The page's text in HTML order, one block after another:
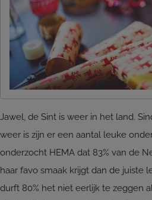
Jawel, de Sint is weer in het land.
weer is zijn er een aantal leuke
onderzocht HEMA dat 83% van de
haar favo smaak krijgt dan de juiste
durft 80% het niet eerlijk te zeggen